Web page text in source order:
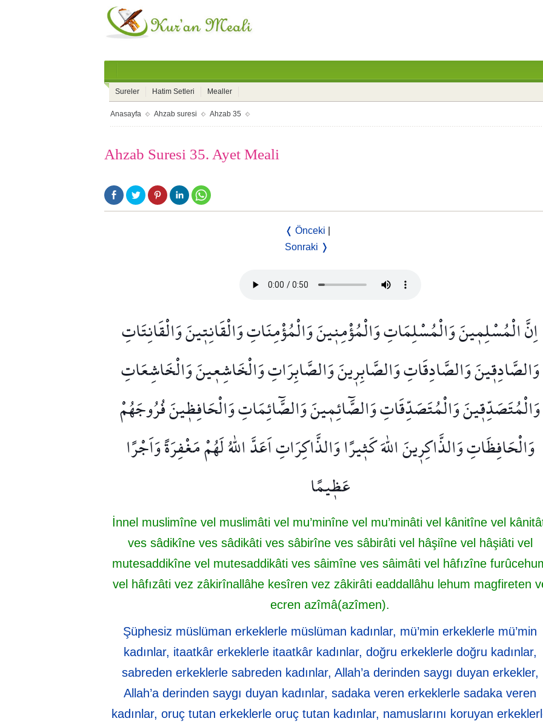
Sureler Hatim Setleri Mealler
Anasayfa Ahzab suresi Ahzab 35
Ahzab Suresi 35. Ayet Meali
❬ Önceki
Sonraki ❭
اِنَّ الْمُسْلِم۪ينَ وَالْمُسْلِمَاتِ وَالْمُؤْمِن۪ينَ وَالْمُؤْمِنَاتِ وَالْقَانِت۪ينَ وَالْقَانِتَاتِ
وَالصَّادِق۪ينَ وَالصَّادِقَاتِ وَالصَّابِر۪ينَ وَالصَّابِرَاتِ وَالْخَاشِع۪ينَ وَالْخَاشِعَاتِ
وَالْمُتَصَدِّق۪ينَ وَالْمُتَصَدِّقَاتِ وَالصَّٓائِم۪ينَ وَالصَّٓائِمَاتِ وَالْحَافِظ۪ينَ فُرُوجَهُمْ
وَالْحَافِظَاتِ وَالذَّاكِر۪ينَ اللّٰهَ كَث۪يرًا وَالذَّاكِرَاتِ اَعَدَّ اللّٰهُ لَهُمْ مَغْفِرَةً وَاَجْرًا
عَظ۪يمًا
İnnel muslimîne vel muslimâti vel mu’minîne vel mu’minâti vel kânitîne vel
ves sâdikîne ves sâdikâti ves sâbirîne ves sâbirâti vel hâşiîne vel hâşiâti vel
mutesaddikîne vel mutesaddikâti ves sâimîne ves sâimâti vel hâfızîne
vel hâfızâti vez zâkirînallâhe kesîren vez zâkirâti eaddallâhu lehum magfireten
ecren azîmâ(azîmen).
Şüphesiz müslüman erkeklerle müslüman kadınlar, mü’min erkeklerle mü’min
kadınlar, itaatkâr erkeklerle itaatkâr kadınlar, doğru erkeklerle doğru kadınlar,
sabreden erkeklerle sabreden kadınlar, Allah’a derinden saygı duyan erkekler,
Allah’a derinden saygı duyan kadınlar, sadaka veren erkeklerle sadaka veren
kadınlar, oruç tutan erkeklerle oruç tutan kadınlar, namuslarını koruyan